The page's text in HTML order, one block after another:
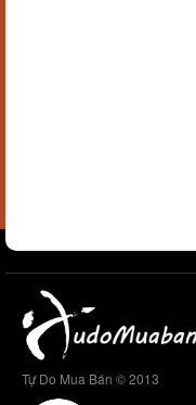
Tự Do Mua Bán © 2013